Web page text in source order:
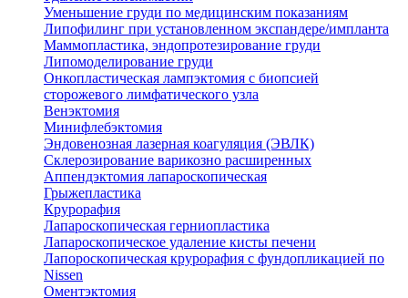
Уменьшение груди по медицинским показаниям
Липофилинг при установленном экспандере/импланта
Маммопластика, эндопротезирование груди
Липомоделирование груди
Онкопластическая лампэктомия с биопсией
сторожевого лимфатического узла
Венэктомия
Минифлебэктомия
Эндовенозная лазерная коагуляция (ЭВЛК)
Склерозирование варикозно расширенных
Аппендэктомия лапароскопическая
Грыжепластика
Крурорафия
Лапароскопическая герниопластика
Лапароскопическое удаление кисты печени
Лапороскопическая крурорафия с фундопликацией по
Nissen
Оментэктомия